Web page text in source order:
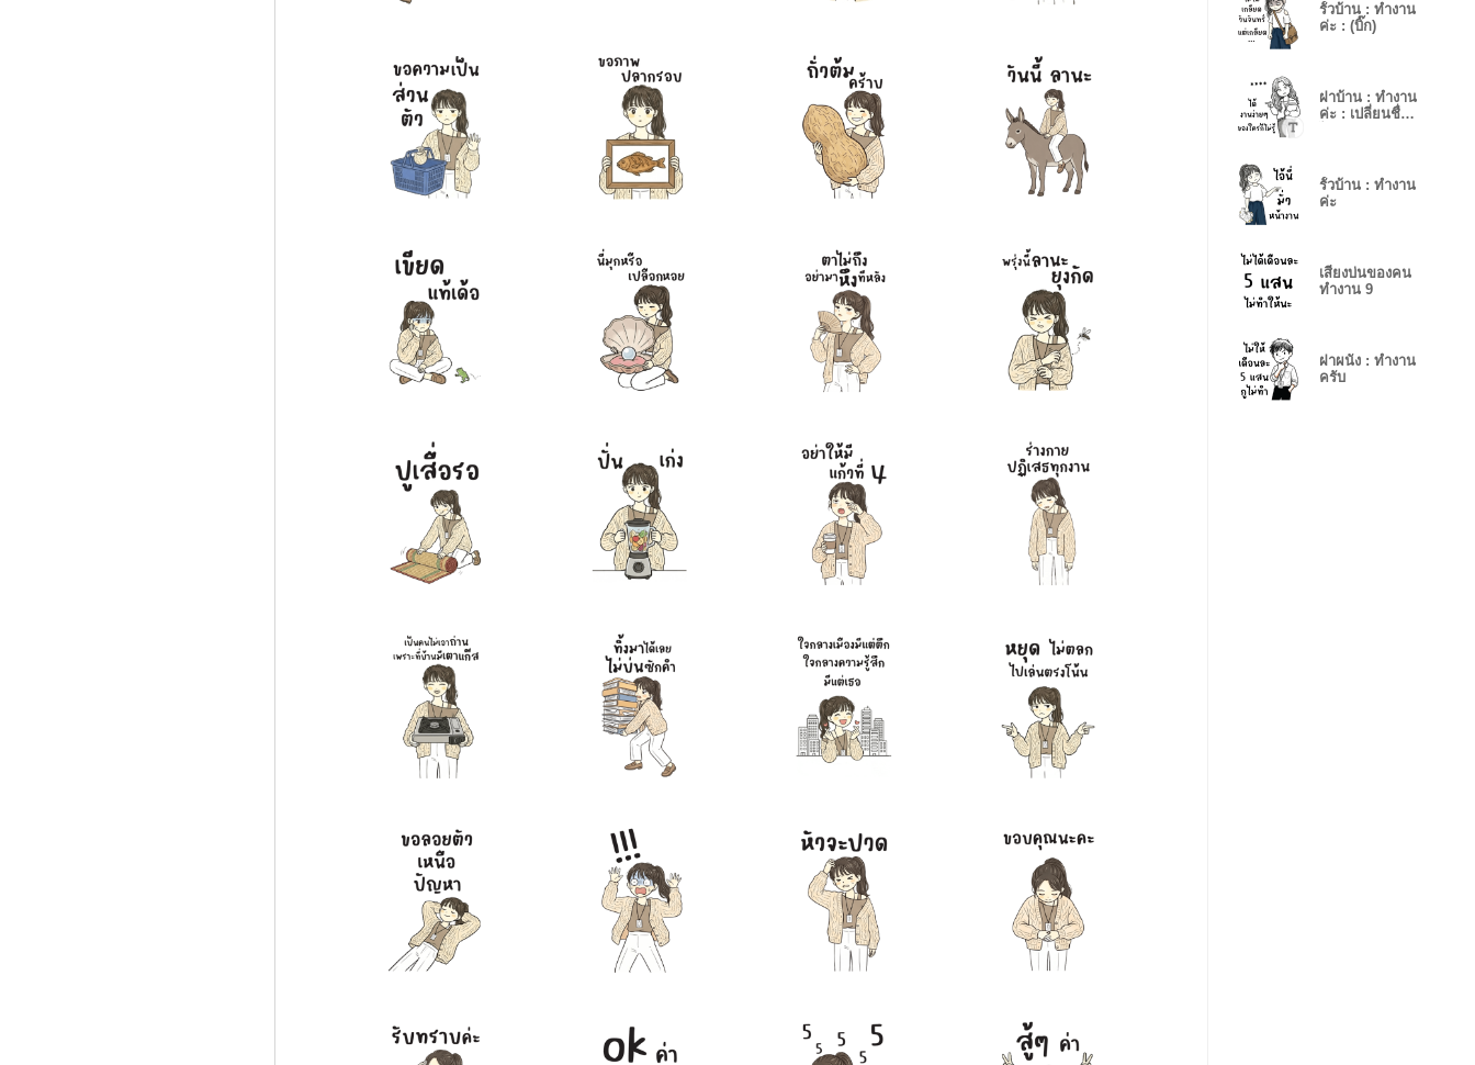
รั้วบ้าน : ทำงาน
ค่ะ : (บิ๊ก)
ฝาบ้าน : ทำงาน
ค่ะ : เปลี่ยนชื่อ
รั้วบ้าน : ทำงาน
ค่ะ
เสียงบ่นของคน
ทำงาน 9
ฝาผนัง : ทำงาน
ครับ